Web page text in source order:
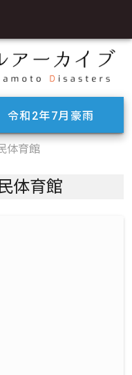
令和2年7月豪雨
育館
育館